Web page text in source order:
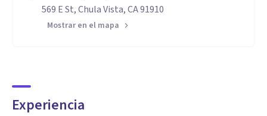
569 E St, Chula Vista, CA 91910
Mostrar en el mapa
Experiencia